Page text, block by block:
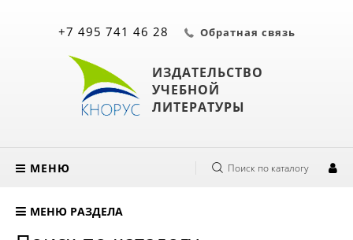
ИЗДАТЕЛЬСТВО
УЧЕБНОЙ
ЛИТЕРАТУРЫ
+7 495 741 46 28 Обратная связь
МЕНЮ Поиск по каталогу
МЕНЮ РАЗДЕЛА